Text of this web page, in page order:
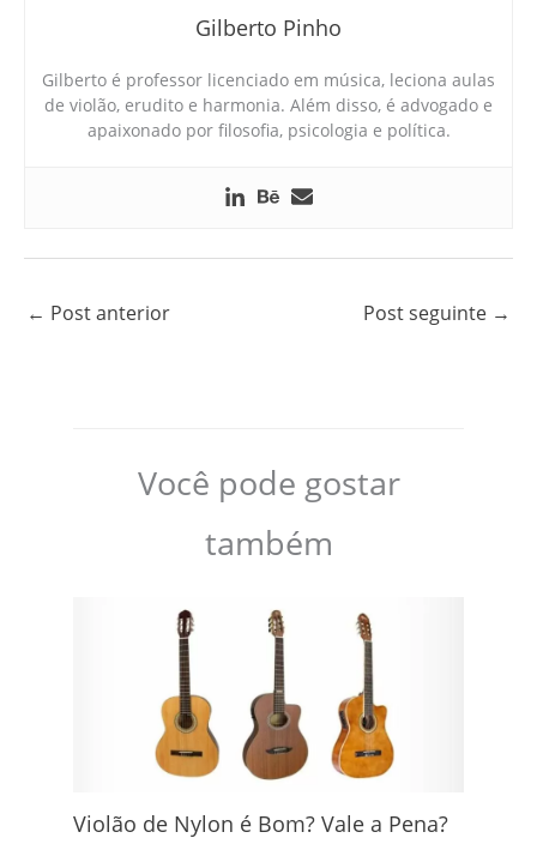
Gilberto Pinho
Gilberto é professor licenciado em música, leciona aulas
de violão, erudito e harmonia. Além disso, é advogado e
apaixonado por filosofia, psicologia e política.
← Post anterior Post seguinte →
Você pode gostar
também
Violão de Nylon é Bom? Vale a Pena?